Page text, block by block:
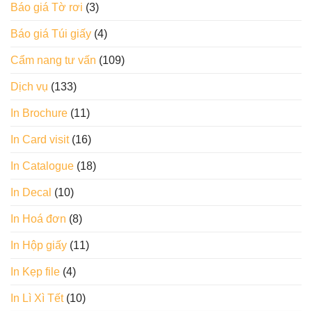
Báo giá Tờ rơi (3)
Báo giá Túi giấy (4)
Cẩm nang tư vấn (109)
Dịch vụ (133)
In Brochure (11)
In Card visit(16)
In Catalogue (18)
In Decal (10)
In Hoá đơn (8)
In Hộp giấy (11)
In Kẹp file (4)
In Lì Xì Tết(10)